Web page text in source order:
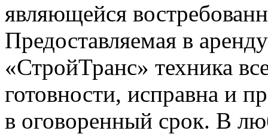
являющейся
Предоставляемая в
«СтройТранс» техника
готовности, исправна и
в оговоренный срок. В